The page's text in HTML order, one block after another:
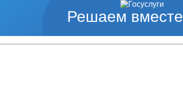
Решаем вместе